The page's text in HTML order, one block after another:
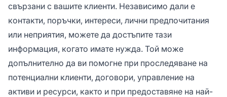
свързани с вашите клиенти. Независимо дали е
контакти, поръчки, интереси, лични предпочитания
или неприятия, можете да достъпите тази
информация, когато имате нужда. Той може
допълнително да ви помогне при проследяване на
потенциални клиенти, договори, управление на
активи и ресурси, както и при предоставяне на най-